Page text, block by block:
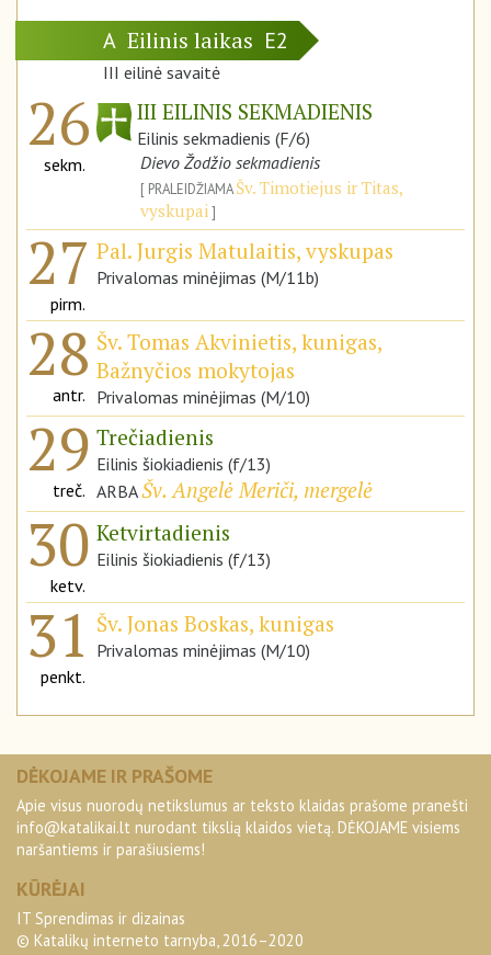
A Eilinis laikas E2
III eilinė savaitė
26
sekm.
III EILINIS SEKMADIENIS
Eilinis sekmadienis (F/6)
Dievo Žodžio sekmadienis
PRALEIDŽIAMAŠv. Timotiejus ir Titas,
vyskupai
27
pirm.
Pal. Jurgis Matulaitis, vyskupas
Privalomas minėjimas (M/11b)
28
antr.
Šv. Tomas Akvinietis, kunigas,
Bažnyčios mokytojas
Privalomas minėjimas (M/10)
29
treč.
Trečiadienis
Eilinis šiokiadienis (f/13)
ARBAŠv. Angelė Meriči, mergelė
30
ketv.
Ketvirtadienis
Eilinis šiokiadienis (f/13)
31
penkt.
Šv. Jonas Boskas, kunigas
Privalomas minėjimas (M/10)
DĖKOJAME IR PRAŠOME
Apie visus nuorodų netikslumus ar teksto klaidas prašome pranešti
info@katalikai.lt nurodant tikslią klaidos vietą. DĖKOJAME visiems
naršantiems ir parašiusiems!
KŪRĖJAI
IT Sprendimas ir dizainas
© Katalikų interneto tarnyba, 2016–2020